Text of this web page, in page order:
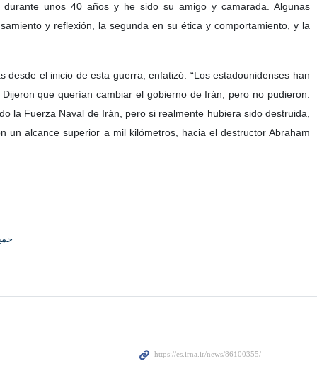
unos 40 años y he sido su amigo y camarada. Algunas
y reflexión, la segunda en su ética y comportamiento, y la
el inicio de esta guerra, enfatizó: “Los estadounidenses han
que querían cambiar el gobierno de Irán, pero no pudieron.
la Fuerza Naval de Irán, pero si realmente hubiera sido destruida,
alcance superior a mil kilómetros, hacia el destructor Abraham